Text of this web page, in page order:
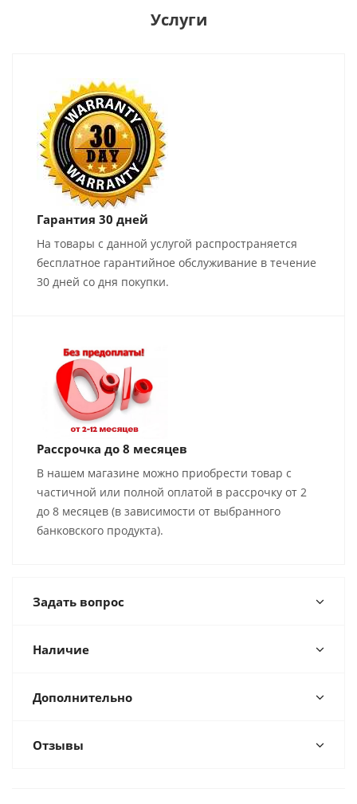
Услуги
Гарантия 30 дней
На товары с данной услугой распространяется
бесплатное гарантийное обслуживание в течение
30 дней со дня покупки.
Рассрочка до 8 месяцев
В нашем магазине можно приобрести товар с
частичной или полной оплатой в рассрочку от 2
до 8 месяцев (в зависимости от выбранного
банковского продукта).
Задать вопрос
Наличие
Дополнительно
Отзывы